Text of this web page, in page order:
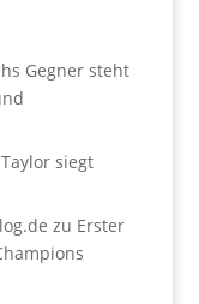
Gegner steht
Taylor siegt
zu Erster